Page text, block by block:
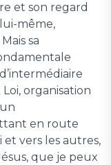
et son regard
même,
sa
organisation
en route
et vers les autres,
que je peux